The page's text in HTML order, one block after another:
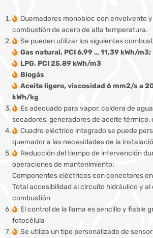
Quemadores monobloc con envolvente
combustión de acero de alta temperatura.
Se pueden utilizar los siguientes
Gas natural, PCI 6,99 … 11,39 kWh/m3;
LPG, PCI 25,89 kWh/m3
Biogás
Aceite ligero, viscosidad 6 mm2/s a
kWh/kg
Es adecuado para vapor, caldera de
secadores, generadores de aceite térmico,
Cuadro eléctrico integrado se puede
quemador a las necesidades de la
Reducción del tiempo de intervención
operaciones de mantenimiento:
Componentes eléctricos con conectores
Total accesibilidad al circuito hidráulico y al
combustión
El control de la llama es sencillo y fiable
fotocélula
Se utiliza un tipo personalizado de